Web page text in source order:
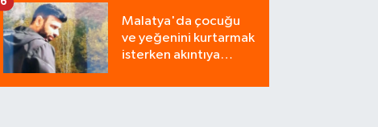
Bozdu!
Malatya'da çocuğu
ve yeğenini kurtarmak
isterken akıntıya
yaşamını yitirdi